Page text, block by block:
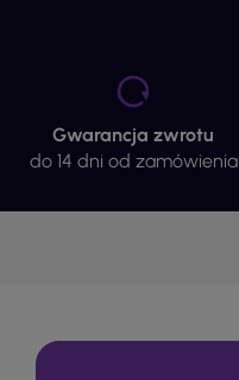
Gwarancja zwrotu
do 14 dni od zamówienia